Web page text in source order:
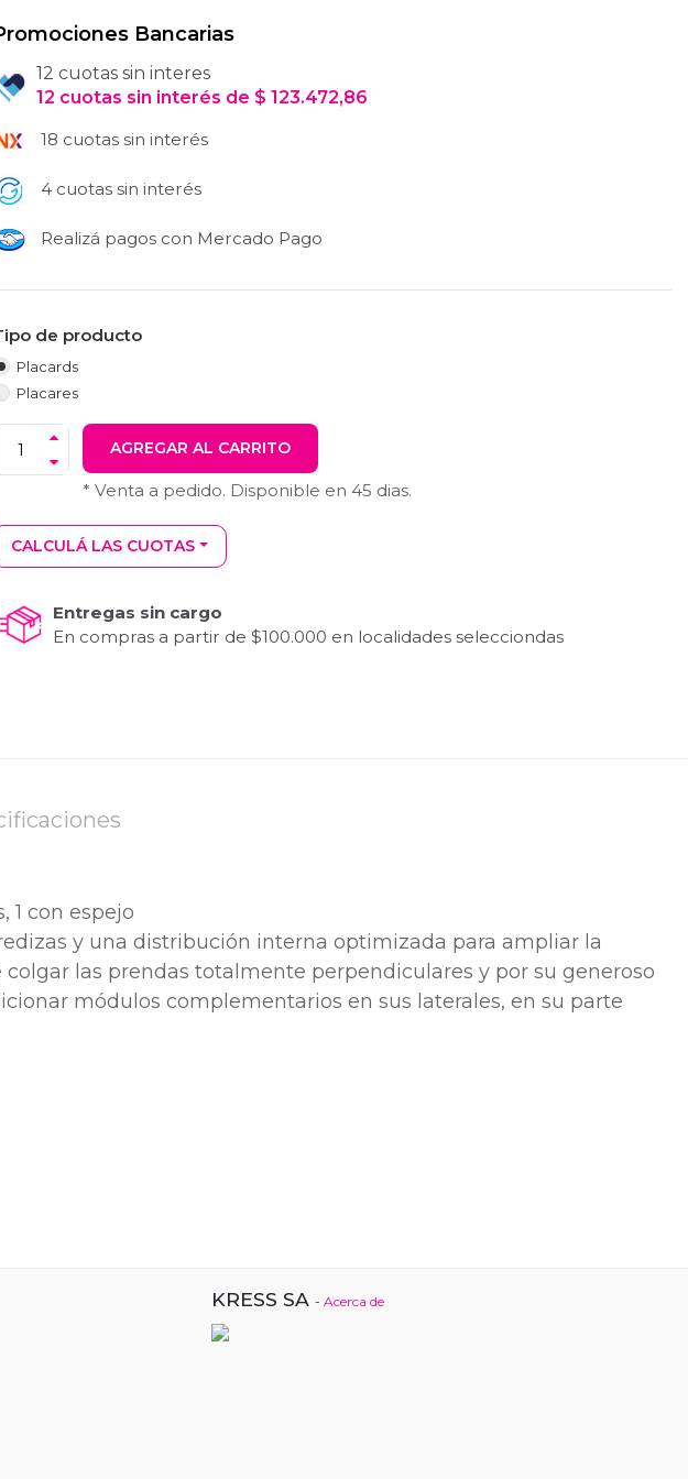
Bancarias
12 cuotas sin interes
12 cuotas sin interés de $ 123.472,86
18 cuotas sin interés
4 cuotas sin interés
Realizá pagos con Mercado Pago
de producto
Placards
Placares
AGREGAR AL CARRITO
* Venta a pedido. Disponible en 45 dias.
CALCULÁ LAS CUOTAS
Entregas sin cargo
En compras a partir de $100.000 en localidades selecciondas
1 con espejo
y una distribución interna optimizada para ampliar la
las prendas totalmente perpendiculares y por su generoso
módulos complementarios en sus laterales, en su parte
KRESS SA - Acerca de